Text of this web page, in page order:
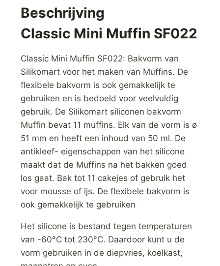
Beschrijving
Classic Mini Muffin SF022
Classic Mini Muffin SF022: Bakvorm van
Silikomart voor het maken van Muffins. De
flexibele bakvorm is ook gemakkelijk te
gebruiken en is bedoeld voor veelvuldig
gebruik. De Silikomart siliconen bakvorm
Muffin bevat 11 muffins. Elk van de vorm is ø
51 mm en heeft een inhoud van 50 ml. De
antikleef- eigenschappen van het silicone
maakt dat de Muffins na het bakken goed
los gaat. Bak tot 11 cakejes of gebruik het
voor mousse of ijs. De flexibele bakvorm is
ook gemakkelijk te gebruiken
Het silicone is bestand tegen temperaturen
van -60°C tot 230°C. Daardoor kunt u de
vorm gebruiken in de diepvries, koelkast,